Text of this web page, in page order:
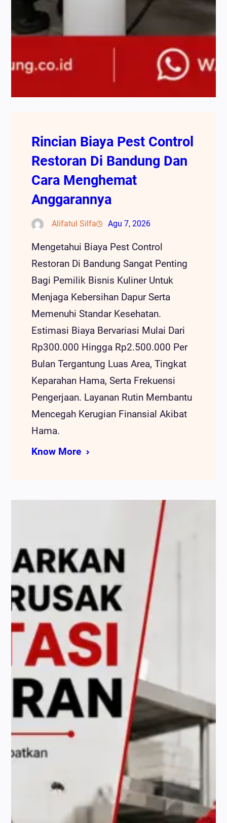
Rincian Biaya Pest Control
Restoran Di Bandung Dan
Cara Menghemat
Anggarannya
Alifatul Silfa Agu 7, 2026
Mengetahui Biaya Pest Control
Restoran Di Bandung Sangat Penting
Bagi Pemilik Bisnis Kuliner Untuk
Menjaga Kebersihan Dapur Serta
Memenuhi Standar Kesehatan.
Estimasi Biaya Bervariasi Mulai Dari
Rp300.000 Hingga Rp2.500.000 Per
Bulan Tergantung Luas Area, Tingkat
Keparahan Hama, Serta Frekuensi
Pengerjaan. Layanan Rutin Membantu
Mencegah Kerugian Finansial Akibat
Hama.
Know More